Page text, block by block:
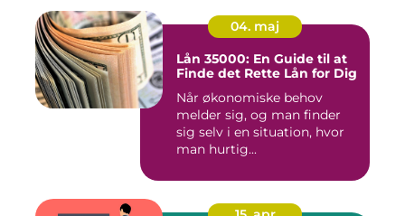
04. maj
Lån 35000: En Guide til at
Finde det Rette Lån for Dig
Når økonomiske behov
melder sig, og man finder
sig selv i en situation, hvor
man hurtig...